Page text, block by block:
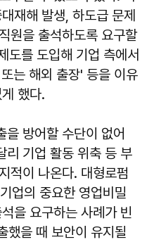
재해 발생, 하도급 문제
원을 출석하도록 요구할
도를 도입해 기업 측에서
는 해외 출장' 등을 이유
했다.
을 방어할 수단이 없어
리 기업 활동 위축 등 부
적이 나온다. 대형로펌
업의 중요한 영업비밀
을 요구하는 사례가 빈
했을 때 보안이 유지될